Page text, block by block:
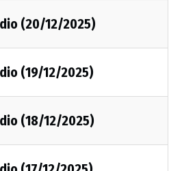
(20/12/2025)
(19/12/2025)
(18/12/2025)